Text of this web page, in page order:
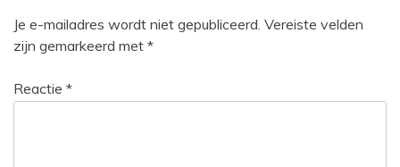
Je e-mailadres wordt niet gepubliceerd. Vereiste velden
zijn gemarkeerd met *
Reactie *